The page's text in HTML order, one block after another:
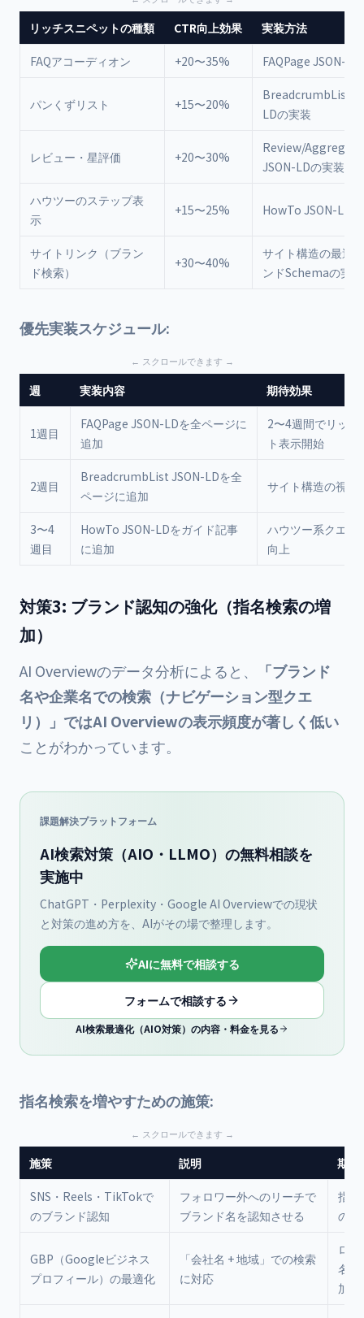
リッチスニペットの種類 CTR向上効果 実装方法
FAQアコーディオン +20〜35% FAQPage JSON-
パンくずリスト +15〜20%
BreadcrumbList
LDの実装
レビュー・星評価 +20〜30%
Review/
JSON-LDの実装
ハウツーのステップ表
示
+15〜25% HowTo JSON-LD
サイトリンク（ブラン
ド検索）
+30〜40%
サイト構造の最適
ンドSchemaの実装
優先実装スケジュール:
週 実装内容 期待効果
1週目
FAQPage JSON-LDを全ページに
追加
2〜4週間でリッチ
ト表示開始
2週目
BreadcrumbList JSON-LDを全
ページに追加
サイト構造の視認
3〜4
週目
HowTo JSON-LDをガイド記事
に追加
ハウツー系クエリ
向上
対策3: ブランド認知の強化（指名検索の増
加）
AI Overviewのデータ分析によると、
「ブランド
名や企業名での検索（ナビゲーション型クエ
リ）」ではAI Overviewの表示頻度が著しく低い
ことがわかっています。
課題解決プラットフォーム
AI検索対策（AIO・LLMO）の無料相談を
実施中
ChatGPT・Perplexity・Google AI Overviewでの現状
と対策の進め方を、AIがその場で整理します。
AIに無料で相談する
フォームで相談する
AI検索最適化（AIO対策）の内容・料金を見る
指名検索を増やすための施策:
施策 説明 期待
SNS・Reels・TikTokで
のブランド認知
フォロワー外へのリーチで
ブランド名を認知させる
指名
の増
GBP（Googleビジネス
プロフィール）の最適化
「会社名 + 地域」での検索
に対応
ロ
名検
加